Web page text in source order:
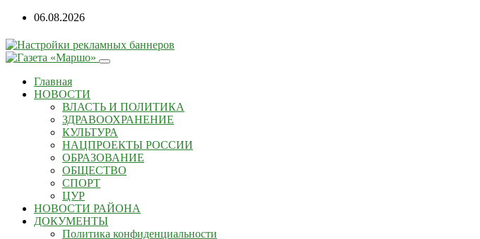
Перейти
содержанию
06.08.2026
Главная
НОВОСТИ
ВЛАСТЬ И ПОЛИТИКА
ЗДРАВООХРАНЕНИЕ
КУЛЬТУРА
НАЦПРОЕКТЫ РОССИИ
ОБРАЗОВАНИЕ
ОБЩЕСТВО
СПОРТ
ЦУР
НОВОСТИ РАЙОНА
ДОКУМЕНТЫ
Политика конфиденциальности